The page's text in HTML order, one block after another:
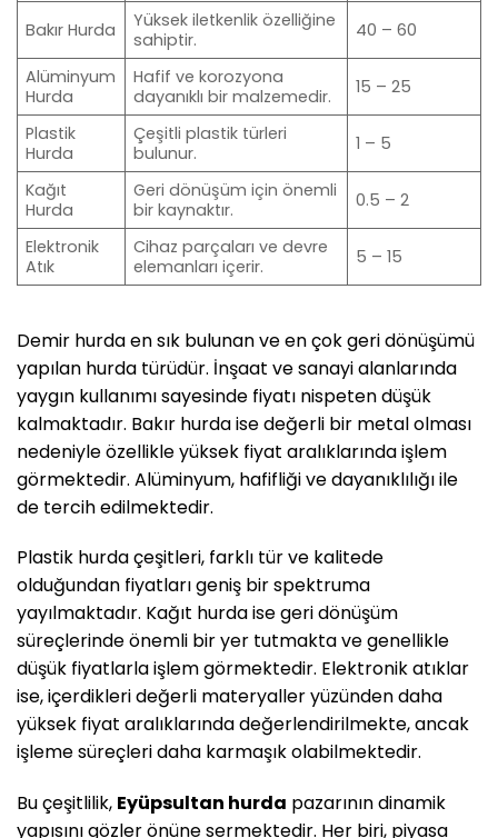
Bakır Hurda
Yüksek iletkenlik özelliğine
sahiptir.
40 – 60
Alüminyum
Hurda
Hafif ve korozyona
dayanıklı bir malzemedir.
15 – 25
Plastik
Hurda
Çeşitli plastik türleri
bulunur.
1 – 5
Kağıt
Hurda
Geri dönüşüm için önemli
bir kaynaktır.
0.5 – 2
Elektronik
Atık
Cihaz parçaları ve devre
elemanları içerir.
5 – 15
Demir hurda en sık bulunan ve en çok geri dönüşümü
yapılan hurda türüdür. İnşaat ve sanayi alanlarında
yaygın kullanımı sayesinde fiyatı nispeten düşük
kalmaktadır. Bakır hurda ise değerli bir metal olması
nedeniyle özellikle yüksek fiyat aralıklarında işlem
görmektedir. Alüminyum, hafifliği ve dayanıklılığı ile
de tercih edilmektedir.
Plastik hurda çeşitleri, farklı tür ve kalitede
olduğundan fiyatları geniş bir spektruma
yayılmaktadır. Kağıt hurda ise geri dönüşüm
süreçlerinde önemli bir yer tutmakta ve genellikle
düşük fiyatlarla işlem görmektedir. Elektronik atıklar
ise, içerdikleri değerli materyaller yüzünden daha
yüksek fiyat aralıklarında değerlendirilmekte, ancak
işleme süreçleri daha karmaşık olabilmektedir.
Bu çeşitlilik, Eyüpsultan hurda pazarının dinamik
yapısını gözler önüne sermektedir. Her biri, piyasa